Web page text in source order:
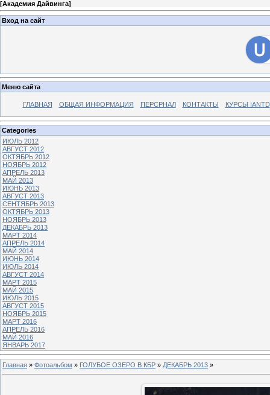
[Академия Дайвинга]
Вход на сайт
Меню сайта
ГЛАВНАЯ ОБЩАЯ ИНФОРМАЦИЯ ПЕРСРНАЛ КОНТАКТЫ КУРСЫ IANTD
Categories
ИЮЛЬ 2012
АВГУСТ 2012
ОКТЯБРЬ 2012
НОЯБРЬ 2012
АПРЕЛЬ 2013
МАЙ 2013
ИЮНЬ 2013
АВГУСТ 2013
СЕНТЯБРЬ 2013
ОКТЯБРЬ 2013
НОЯБРЬ 2013
ДЕКАБРЬ 2013
МАРТ 2014
АПРЕЛЬ 2014
МАЙ 2014
ИЮНЬ 2014
ИЮЛЬ 2014
АВГУСТ 2014
МАРТ 2015
МАЙ 2015
ИЮЛЬ 2015
АВГУСТ 2015
НОЯБРЬ 2015
МАРТ 2016
АПРЕЛЬ 2016
МАЙ 2016
ЯНВАРЬ 2017
Главная » Фотоальбом » ГОЛУБОЕ ОЗЕРО В КБР » ДЕКАБРЬ 2013 »